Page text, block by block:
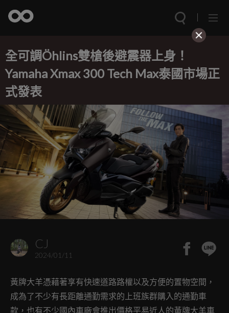
全可調Öhlins雙槍後避震器上身！
Yamaha Xmax 300 Tech Max泰國市場正
式發表
CJ
2024/01/11
黃牌大羊憑藉著享有快速道路路權以及方便的置物空間，
成為了不少有長距離通勤需求的上班族群購入的通勤車
款，也有不少國內車廠會推出價格平易近人的黃牌大羊車